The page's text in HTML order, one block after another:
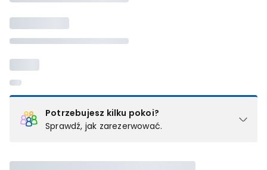
Potrzebujesz kilku pokoi?
Sprawdź, jak zarezerwować.